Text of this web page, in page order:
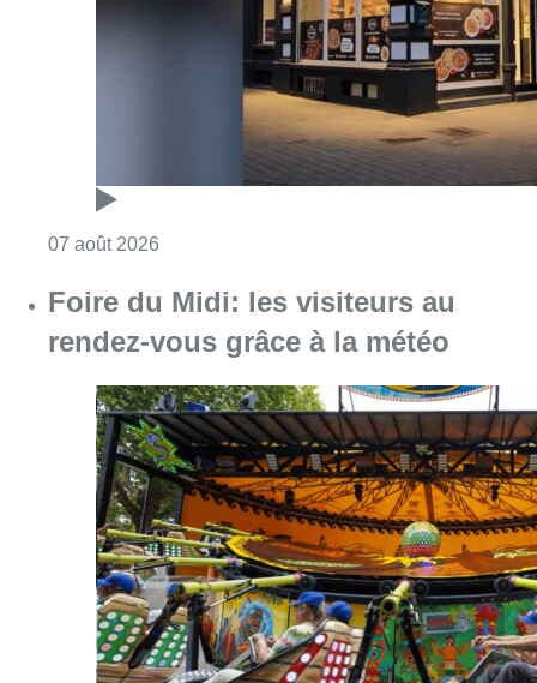
rendez-vous grâce à la météo
07 août 2026 Consulter l'article "Foire du Midi: les
Partager l'article
Facebook
TwitterWhatsApp
Share
21 juin 2026- 17h21